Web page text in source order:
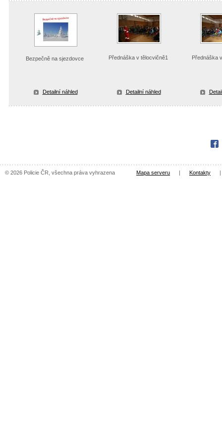
Bezpečně na sjezdovce
Detailní náhled
Přednáška v tělocvičně1
Detailní náhled
Přednáška
© 2026 Policie ČR, všechna práva vyhrazena Mapa serveru Kontakty